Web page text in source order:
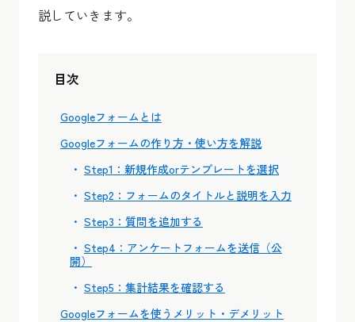
説していきます。
目次
Googleフォームとは
Googleフォームの作り方・使い方を解説
Step1：新規作成orテンプレートを選択
Step2：フォームのタイトルと説明を入力
Step3：質問を追加する
Step4：アンケートフォームを送信（公
開）
Step5：集計結果を確認する
Googleフォームを使うメリット・デメリット